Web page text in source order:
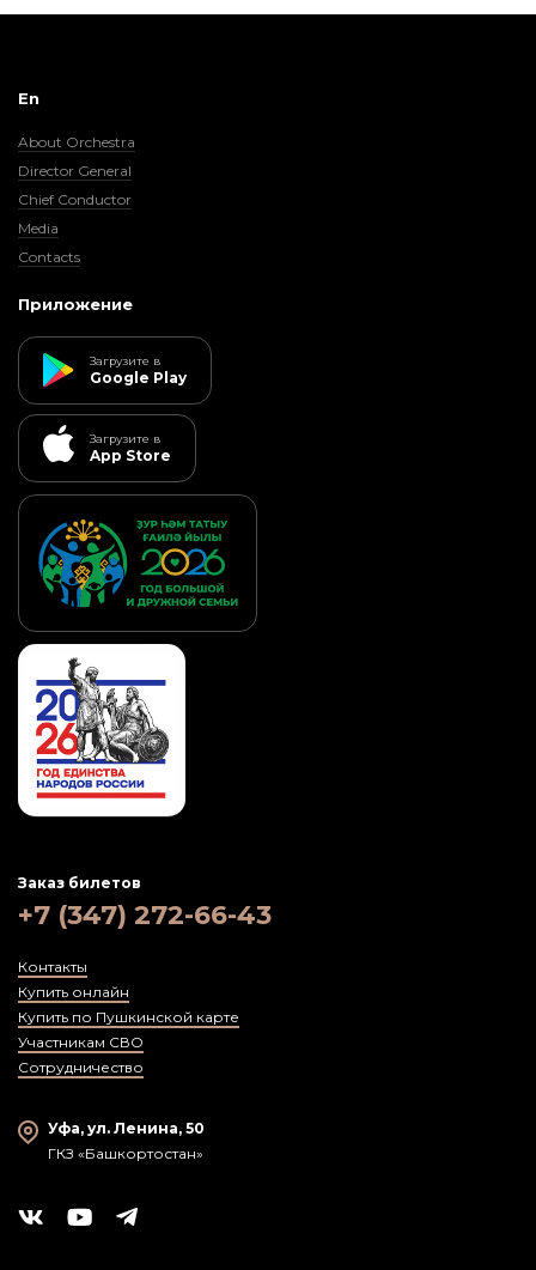
En
About Orchestra
Director General
Chief Conductor
Media
Contacts
Приложение
Загрузите в
Google Play
Загрузите в
App Store
Заказ билетов
+7 (347) 272-66-43
Контакты
Купить онлайн
Купить по Пушкинской карте
Участникам СВО
Сотрудничество
Уфа, ул. Ленина, 50
ГКЗ «Башкортостан»